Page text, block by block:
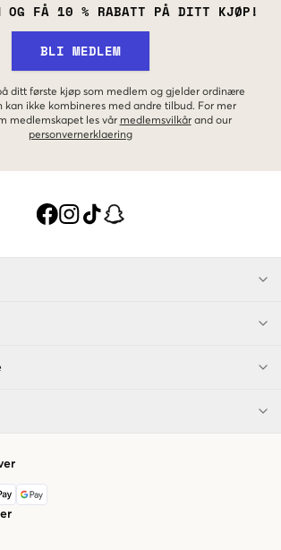
OG FÅ 10 % RABATT PÅ DITT KJØP!
BLI MEDLEM
ditt første kjøp som medlem og gjelder ordinære
kan ikke kombineres med andre tilbud. For mer
medlemskapet les vår medlemsvilkår and our
personvernerklaering